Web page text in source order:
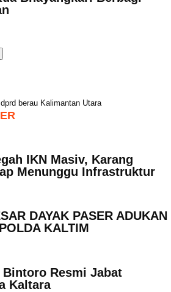
dprd berau Kalimantan Utara
IKN Masiv, Karang
Menunggu Infrastruktur
DAYAK PASER ADUKAN
KALTIM
Resmi Jabat
Kaltara